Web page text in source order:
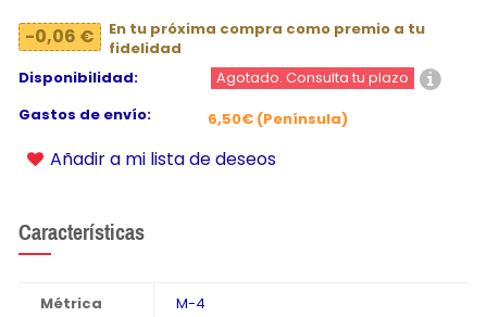
-0,06 €
En tu próxima compra como premio a tu
fidelidad
Disponibilidad:
Agotado. Consulta tu plazo
Gastos de envío:
6,50€ (Península)
Añadir a mi lista de deseos
Características
Métrica M-4